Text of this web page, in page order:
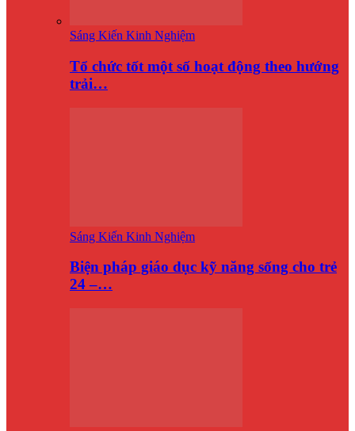
Sáng Kiến Kinh Nghiệm
Tổ chức tốt một số hoạt động theo hướng
trải…
Sáng Kiến Kinh Nghiệm
Biện pháp giáo dục kỹ năng sống cho trẻ
24 –…